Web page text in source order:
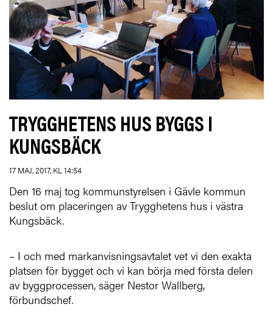
TRYGGHETENS HUS BYGGS I
KUNGSBÄCK
17 MAJ, 2017, KL 14:54
Den 16 maj tog kommunstyrelsen i Gävle kommun
beslut om placeringen av Trygghetens hus i västra
Kungsbäck.
– I och med markanvisningsavtalet vet vi den exakta
platsen för bygget och vi kan börja med första delen
av byggprocessen, säger Nestor Wallberg,
förbundschef.